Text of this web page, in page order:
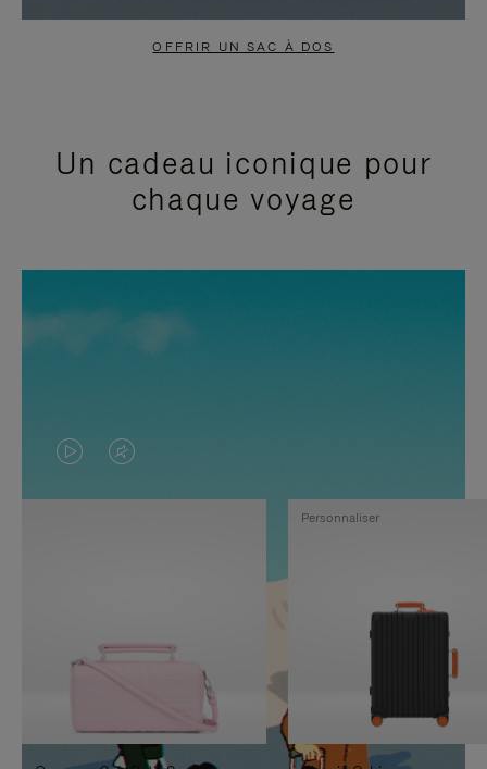
OFFRIR UN SAC À DOS
Un cadeau iconique pour
chaque voyage
LA
VIDÉO
PAUSE,
APPUYEZ
SUR
LE
SON
DÉSACTIVÉ.
VEUILLEZ
Personnaliser